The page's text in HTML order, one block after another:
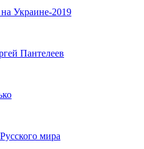
Украине-2019
Пантелеев
мира